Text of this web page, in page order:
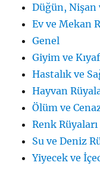
Düğün, Nişan
Ev ve Mekan
Genel
Giyim ve
Hastalık ve
Hayvan
Ölüm ve
Renk Rüyaları
Su ve Deniz
Yiyecek ve